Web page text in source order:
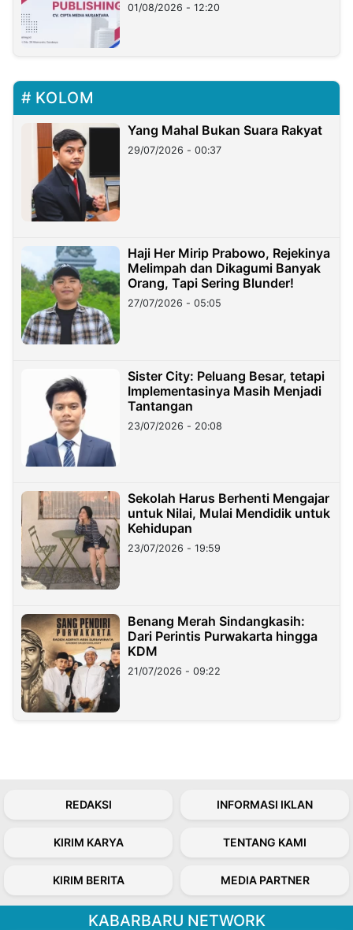
01/08/2026 - 12:20
KOLOM
Yang Mahal Bukan Suara Rakyat
29/07/2026 - 00:37
Haji Her Mirip Prabowo, Rejekinya
Melimpah dan Dikagumi Banyak
Orang, Tapi Sering Blunder!
27/07/2026 - 05:05
Sister City: Peluang Besar, tetapi
Implementasinya Masih Menjadi
Tantangan
23/07/2026 - 20:08
Sekolah Harus Berhenti Mengajar
untuk Nilai, Mulai Mendidik untuk
Kehidupan
23/07/2026 - 19:59
Benang Merah Sindangkasih:
Dari Perintis Purwakarta hingga
KDM
21/07/2026 - 09:22
REDAKSI INFORMASI IKLAN
KIRIM KARYA TENTANG KAMI
KIRIM BERITA MEDIA PARTNER
KABARBARU NETWORK